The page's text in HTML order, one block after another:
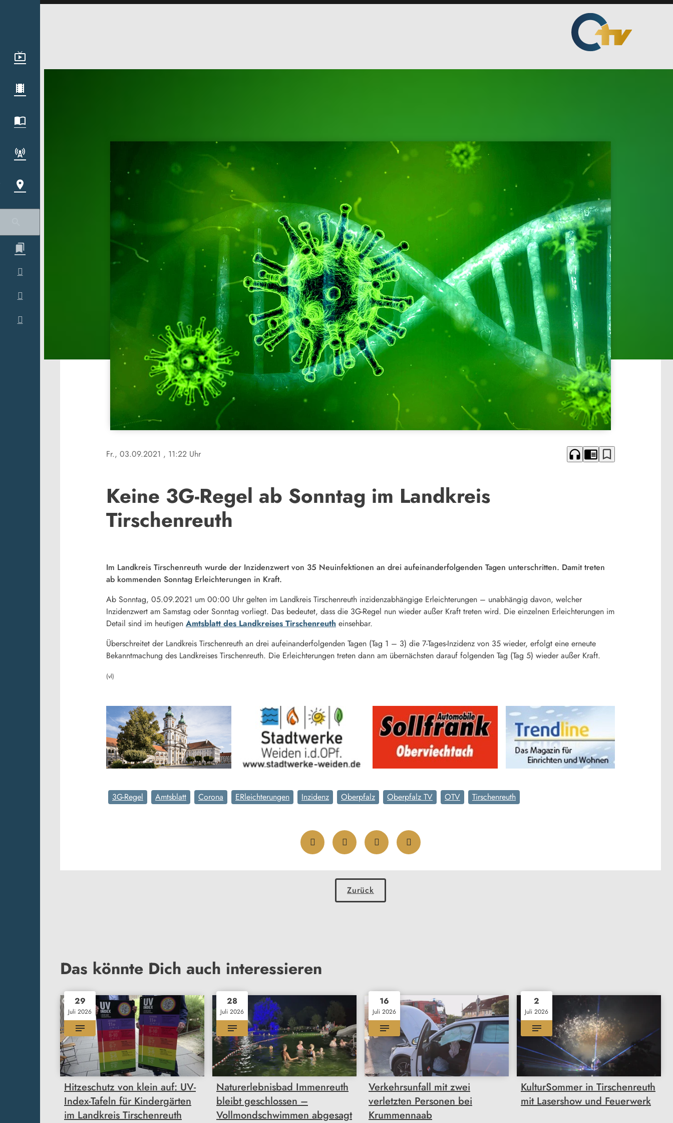
Fr., 03.09.2021 , 11:22 Uhr headphones chrome_reader_mode bookmark_border
Keine 3G-Regel ab Sonntag im Landkreis
Tirschenreuth
Im Landkreis Tirschenreuth wurde der Inzidenzwert von 35 Neuinfektionen an drei aufeinanderfolgenden Tagen unterschritten. Damit treten
ab kommenden Sonntag Erleichterungen in Kraft.
Ab Sonntag, 05.09.2021 um 00:00 Uhr gelten im Landkreis Tirschenreuth inzidenzabhängige Erleichterungen – unabhängig davon, welcher
Inzidenzwert am Samstag oder Sonntag vorliegt. Das bedeutet, dass die 3G-Regel nun wieder außer Kraft treten wird. Die einzelnen Erleichterungen im
Detail sind im heutigen Amtsblatt des Landkreises Tirschenreuth einsehbar.
Überschreitet der Landkreis Tirschenreuth an drei aufeinanderfolgenden Tagen (Tag 1 – 3) die 7-Tages-Inzidenz von 35 wieder, erfolgt eine erneute
Bekanntmachung des Landkreises Tirschenreuth. Die Erleichterungen treten dann am übernächsten darauf folgenden Tag (Tag 5) wieder außer Kraft.
(vl)
3G-Regel Amtsblatt Corona ERleichterungen Inzidenz Oberpfalz Oberpfalz TV OTV Tirschenreuth
Zurück
Das könnte Dich auch interessieren
29
Juli 2026
Hitzeschutz von klein auf: UV-
Index-Tafeln für Kindergärten
im Landkreis Tirschenreuth
28
Juli 2026
Naturerlebnisbad Immenreuth
bleibt geschlossen –
Vollmondschwimmen abgesagt
16
Juli 2026
Verkehrsunfall mit zwei
verletzten Personen bei
Krummennaab
2
Juli 2026
KulturSommer in Tirschenreuth
mit Lasershow und Feuerwerk